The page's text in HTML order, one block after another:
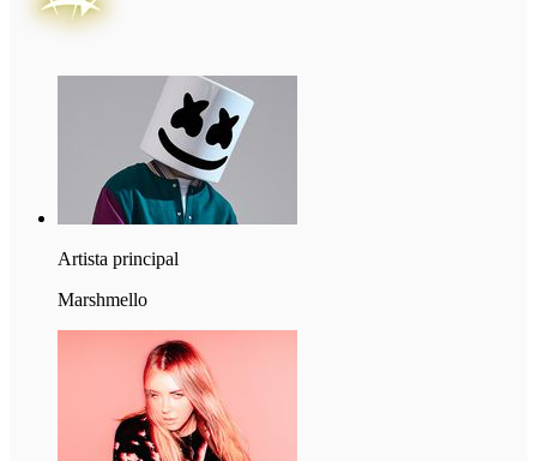
Artista principal
Marshmello